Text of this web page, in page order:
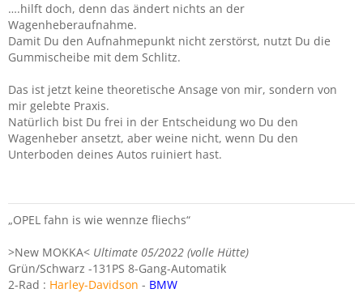
….hilft doch, denn das ändert nichts an der
Wagenheberaufnahme.
Damit Du den Aufnahmepunkt nicht zerstörst, nutzt Du die
Gummischeibe mit dem Schlitz.
Das ist jetzt keine theoretische Ansage von mir, sondern von
mir gelebte Praxis.
Natürlich bist Du frei in der Entscheidung wo Du den
Wagenheber ansetzt, aber weine nicht, wenn Du den
Unterboden deines Autos ruiniert hast.
„OPEL fahn is wie wennze fliechs“
>New MOKKA< Ultimate 05/2022 (volle Hütte)
Grün/Schwarz -131PS 8-Gang-Automatik
2-Rad : Harley-Davidson - BMW